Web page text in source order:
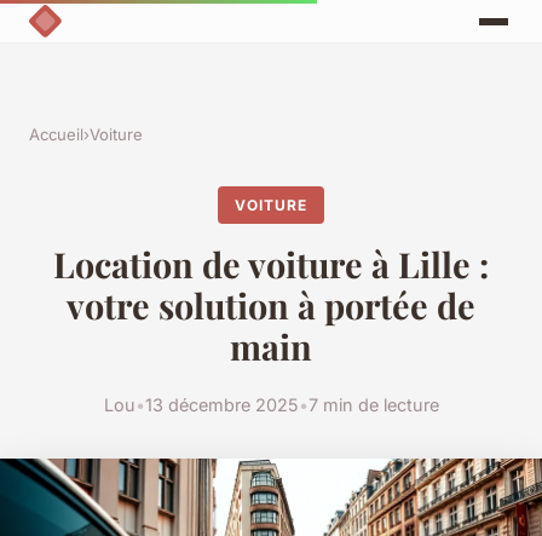
Accueil›Voiture
VOITURE
Location de voiture à Lille :
votre solution à portée de
main
Lou•13 décembre 2025•7 min de lecture